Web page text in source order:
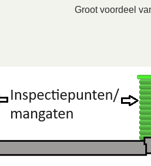
Groot voordeel